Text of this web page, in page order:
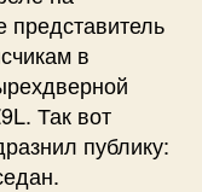
в
Так вот
публику: